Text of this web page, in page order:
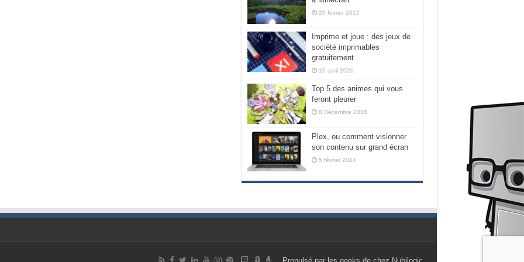
20 février 2017
Imprime et joue : des jeux de
société imprimables
gratuitement
10 avril 2020
Top 5 des animes qui vous
feront pleurer
8 Décembre 2018
Plex, ou comment visionner
son contenu sur grand écran
5 février 2014